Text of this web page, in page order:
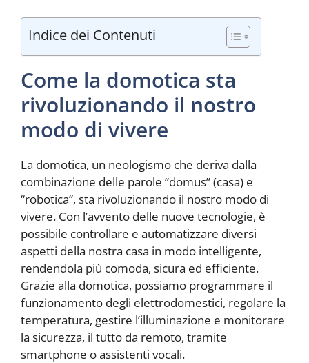
Indice dei Contenuti
Come la domotica sta
rivoluzionando il nostro
modo di vivere
La domotica, un neologismo che deriva dalla
combinazione delle parole “domus” (casa) e
“robotica”, sta rivoluzionando il nostro modo di
vivere. Con l’avvento delle nuove tecnologie, è
possibile controllare e automatizzare diversi
aspetti della nostra casa in modo intelligente,
rendendola più comoda, sicura ed efficiente.
Grazie alla domotica, possiamo programmare il
funzionamento degli elettrodomestici, regolare la
temperatura, gestire l’illuminazione e monitorare
la sicurezza, il tutto da remoto, tramite
smartphone o assistenti vocali.